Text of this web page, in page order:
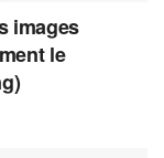
images
le